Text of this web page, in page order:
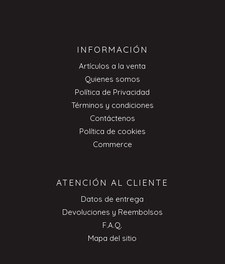
INFORMACIÓN
Artículos a la venta
Quienes somos
Política de Privacidad
Términos y condiciones
Contáctenos
Política de cookies
Commerce
ATENCIÓN AL CLIENTE
Datos de entrega
Devoluciones y Reembolsos
F.A.Q.
Mapa del sitio